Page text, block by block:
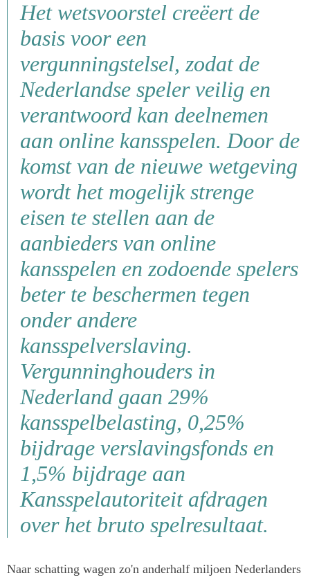
Het wetsvoorstel creëert de
basis voor een
vergunningstelsel, zodat de
Nederlandse speler veilig en
verantwoord kan deelnemen
aan online kansspelen. Door de
komst van de nieuwe wetgeving
wordt het mogelijk strenge
eisen te stellen aan de
aanbieders van online
kansspelen en zodoende spelers
beter te beschermen tegen
onder andere
kansspelverslaving.
Vergunninghouders in
Nederland gaan 29%
kansspelbelasting, 0,25%
bijdrage verslavingsfonds en
1,5% bijdrage aan
Kansspelautoriteit afdragen
over het bruto spelresultaat.
Naar schatting wagen zo'n anderhalf miljoen Nederlanders